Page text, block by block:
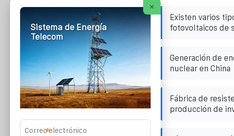
Existen varios
fotovoltaicos de
Generación de
nuclear en China
Fábrica de
producción de
×
Sistema de Energía
Telecom
*